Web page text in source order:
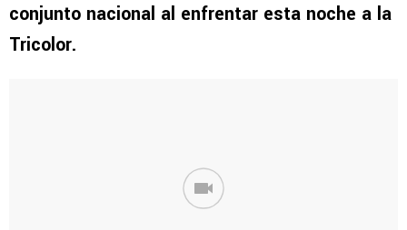
conjunto nacional al enfrentar esta noche a la
Tricolor.